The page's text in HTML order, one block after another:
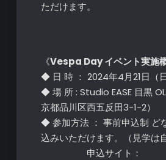
ただけます。
《Vespa Day イベント実施概
◆ 日 時 ： 2024年4月21日（
◆ 場 所 : Studio EASE 目黒
京都品川区西五反田3-1-2）
◆ 参加方法 ： 事前申込制 ど
込みいただけます。（見学は
申込サイト：